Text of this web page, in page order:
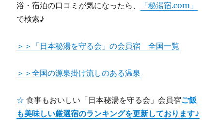
浴・宿泊の口コミが気になったら、
「秘湯宿.com」
で検索♪
＞＞「日本秘湯を守る会」の会員宿 全国一覧
＞＞全国の源泉掛け流しのある温泉
☆ 食事もおいしい「日本秘湯を守る会」会員宿ご飯
も美味しい厳選宿のランキングを更新しております♪